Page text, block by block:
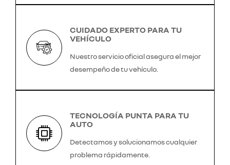
CUIDADO EXPERTO PARA TU
VEHÍCULO
Nuestro servicio oficial asegura el mejor
desempeño de tu vehículo.
TECNOLOGÍA PUNTA PARA TU
AUTO
Detectamos y solucionamos cualquier
problema rápidamente.